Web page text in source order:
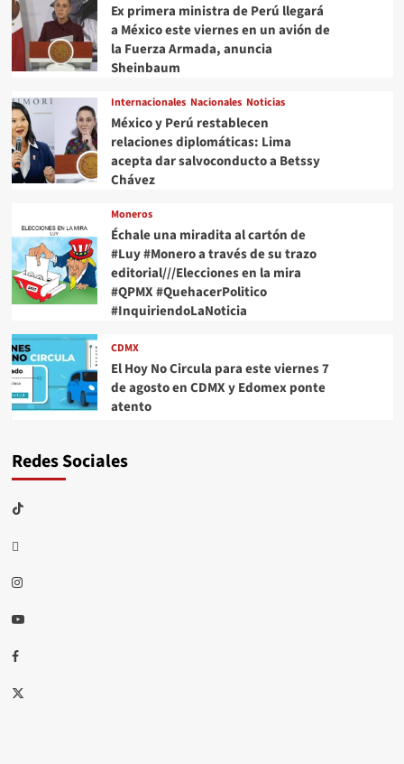
Ex primera ministra de Perú llegará
a México este viernes en un avión de
la Fuerza Armada, anuncia
Sheinbaum
Internacionales Nacionales Noticias
México y Perú restablecen
relaciones diplomáticas: Lima
acepta dar salvoconducto a Betssy
Chávez
Moneros
Échale una miradita al cartón de
#Luy #Monero a través de su trazo
editorial///Elecciones en la mira
#QPMX #QuehacerPolitico
#InquiriendoLaNoticia
CDMX
El Hoy No Circula para este viernes 7
de agosto en CDMX y Edomex ponte
atento
Redes Sociales
TikTok
threads
Instagram
Youtube
Facebook
X